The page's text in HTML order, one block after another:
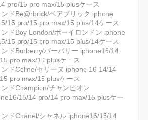
pro/15 pro max/15 plusケース
ンドBe@rbrick/ベアブリック iphone
15 pro/15 pro max/15 plus/14ケース
ンドBoy London/ボーイロンドン iphone
15 pro/15 pro max/15 plus/14ケース
ンドBurberry/バーバリー iphone16/14
pro max/16 plusケース
ンドCeline/セリーヌ iphone 16 14/14
pro max/15 plusケース
ンドChampion/チャンピオン
15/14 pro/14 pro max/15 plusケー
ンドChanel/シャネル iphone16/15/14